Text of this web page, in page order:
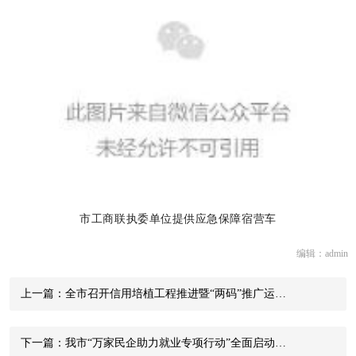
市工商联执委单位提供应急保障宿营车
编辑：admin
上一篇：全市召开信用培植工程推进暨“两码”推广运…
下一篇：我市“万家民企助力就业专项行动”全面启动…